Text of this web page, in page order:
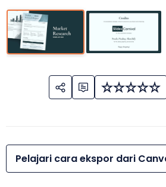
Pelajari cara ekspor dari